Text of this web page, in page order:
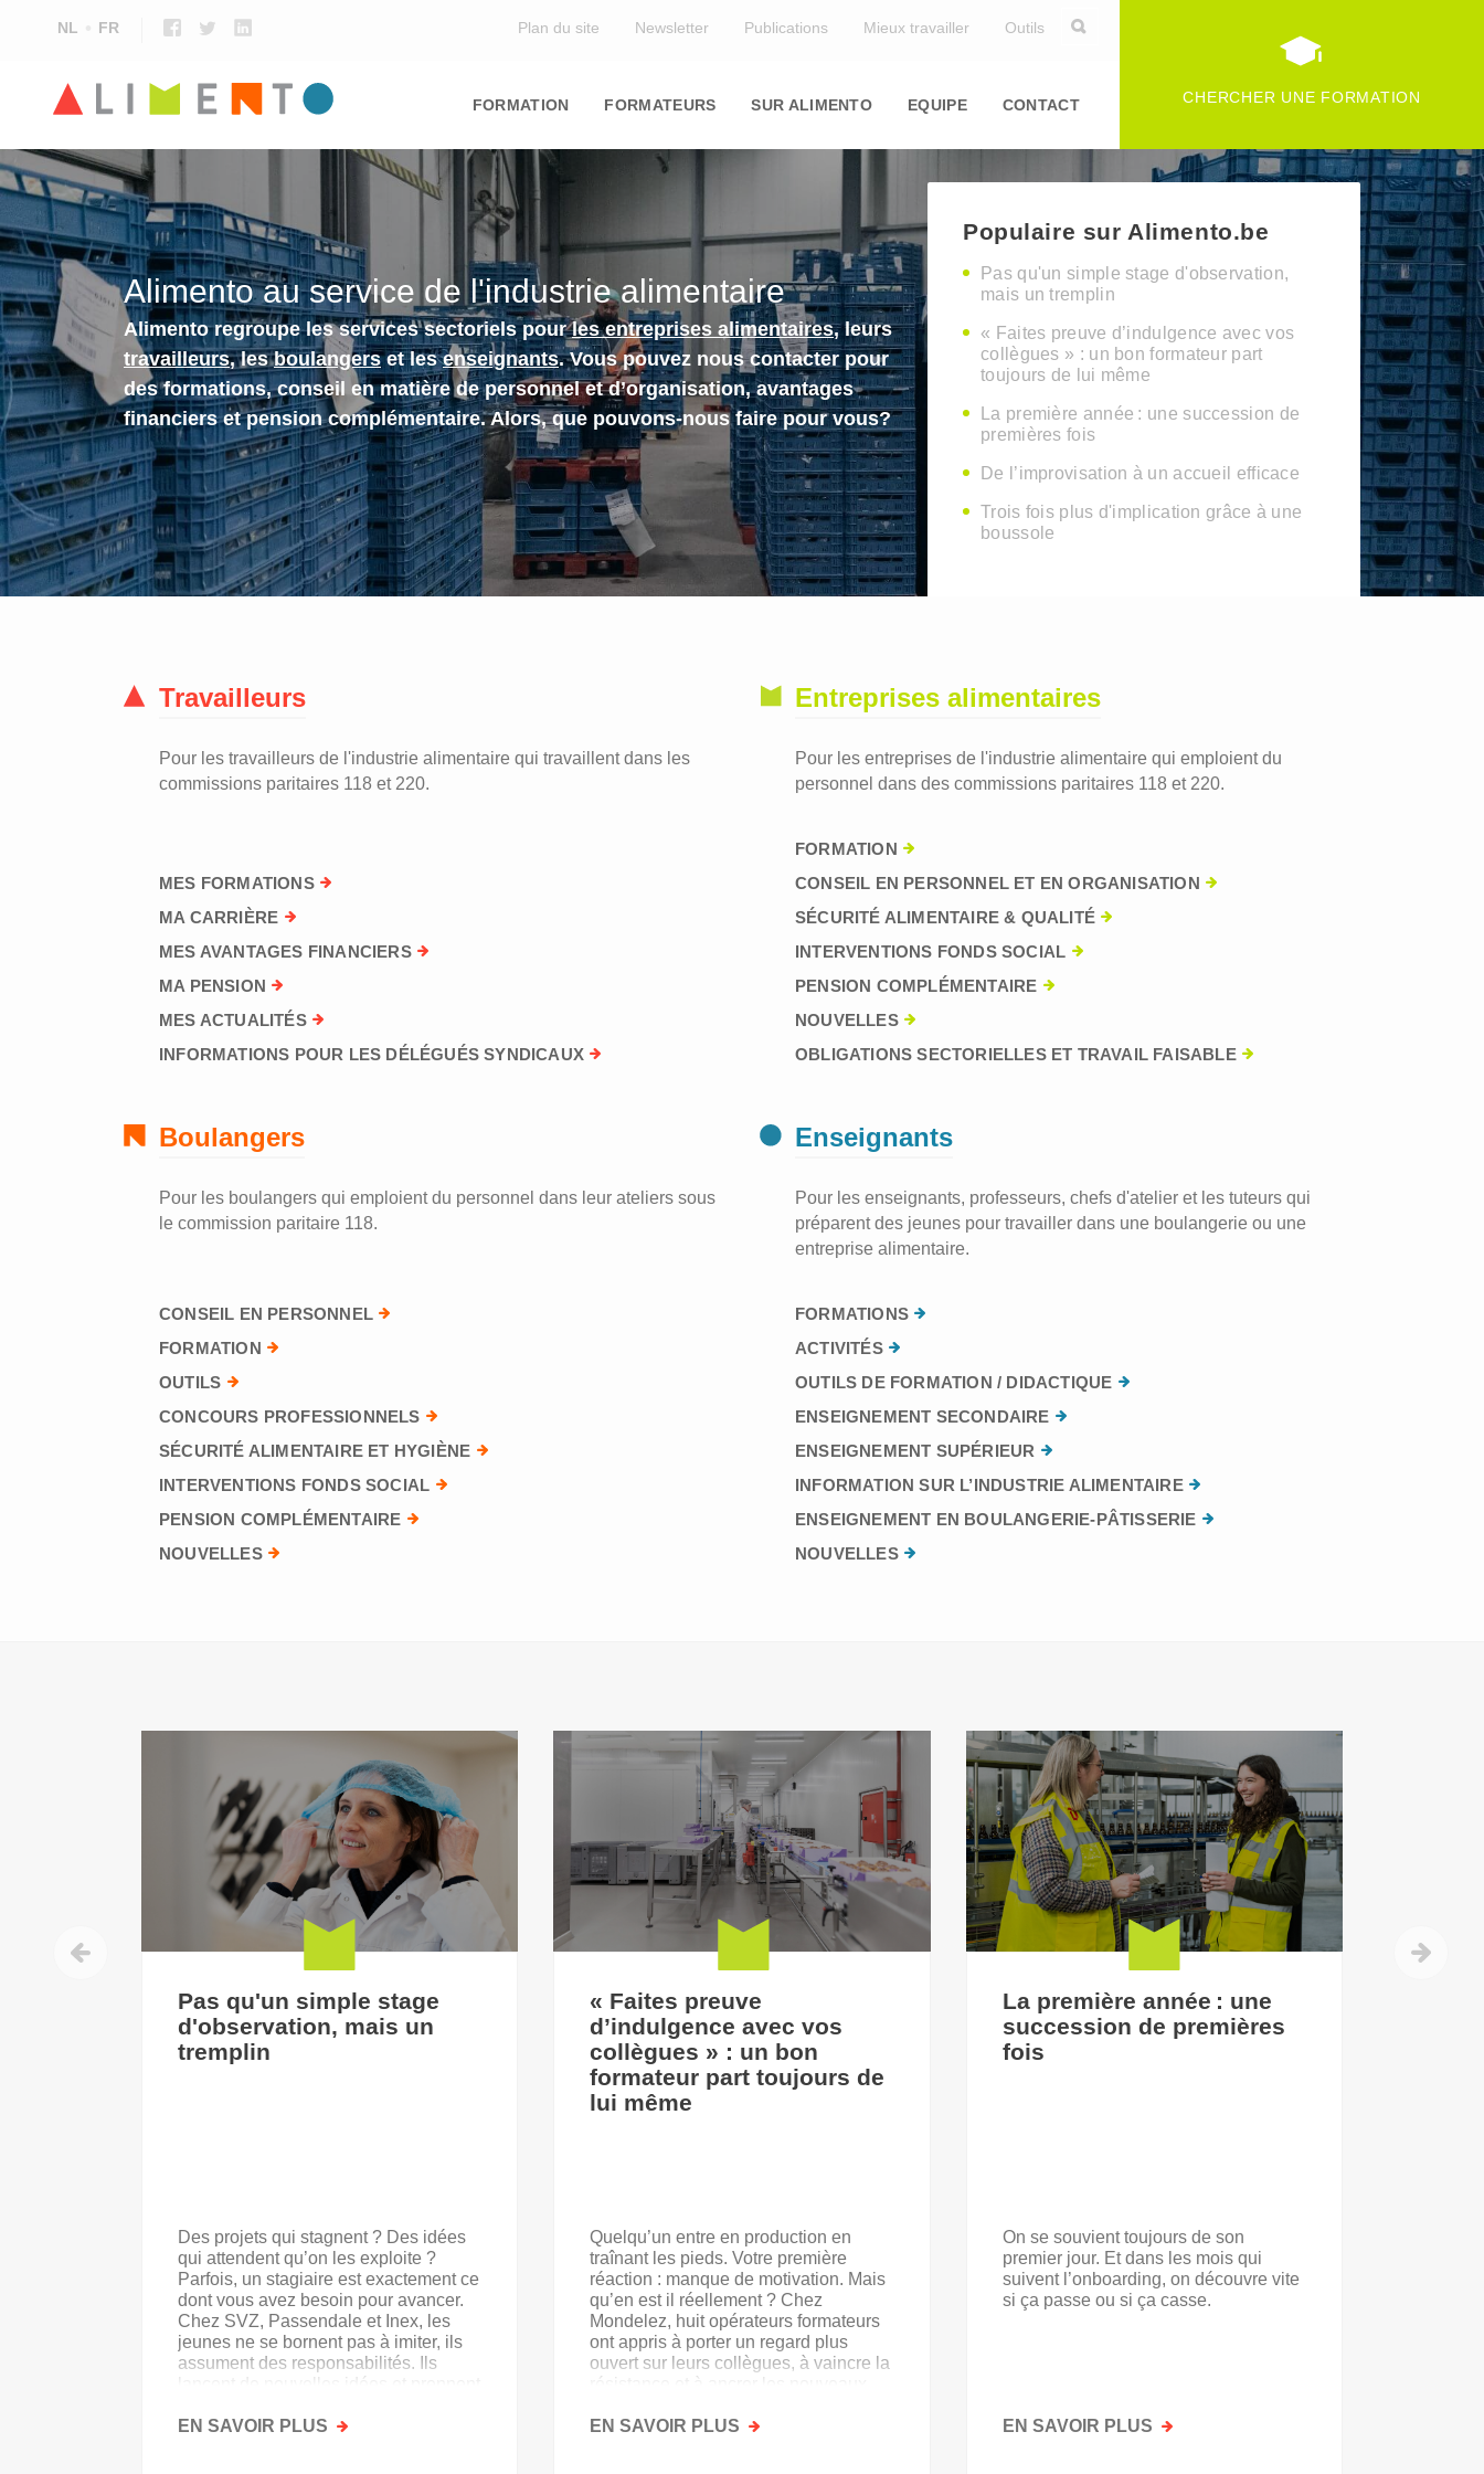
NL FR Plan du site Newsletter Publications Mieux travailler Outils
navigation
FORMATION FORMATEURS SUR ALIMENTO EQUIPE CONTACT CHERCHER UNE FORMATION
Alimento au service de l'industrie alimentaire
Alimento regroupe les services sectoriels pourles entreprises alimentaires, leurs
travailleurs, lesboulangerset lesenseignants. Vous pouvez nous contacter pour
des formations, conseil en matière de personnel et d’organisation, avantages
financiers et pension complémentaire. Alors, que pouvons-nous faire pour vous?
Populaire sur Alimento.be
Pas qu'un simple stage d'observation,
mais un tremplin
« Faites preuve d’indulgence avec vos
collègues » : un bon formateur part
toujours de lui même
La première année : une succession de
premières fois
De l’improvisation à un accueil efficace
Trois fois plus d'implication grâce à une
boussole
Travailleurs
Pour les travailleurs de l'industrie alimentaire qui travaillent dans les
commissions paritaires 118 et 220.
MES FORMATIONS
MA CARRIÈRE
MES AVANTAGES FINANCIERS
MA PENSION
MES ACTUALITÉS
INFORMATIONS POUR LES DÉLÉGUÉS SYNDICAUX
Entreprises alimentaires
Pour les entreprises de l'industrie alimentaire qui emploient du
personnel dans des commissions paritaires 118 et 220.
FORMATION
CONSEIL EN PERSONNEL ET EN ORGANISATION
SÉCURITÉ ALIMENTAIRE & QUALITÉ
INTERVENTIONS FONDS SOCIAL
PENSION COMPLÉMENTAIRE
NOUVELLES
OBLIGATIONS SECTORIELLES ET TRAVAIL FAISABLE
Boulangers
Pour les boulangers qui emploient du personnel dans leur ateliers sous
le commission paritaire 118.
CONSEIL EN PERSONNEL
FORMATION
OUTILS
CONCOURS PROFESSIONNELS
SÉCURITÉ ALIMENTAIRE ET HYGIÈNE
INTERVENTIONS FONDS SOCIAL
PENSION COMPLÉMENTAIRE
NOUVELLES
Enseignants
Pour les enseignants, professeurs, chefs d'atelier et les tuteurs qui
préparent des jeunes pour travailler dans une boulangerie ou une
entreprise alimentaire.
FORMATIONS
ACTIVITÉS
OUTILS DE FORMATION / DIDACTIQUE
ENSEIGNEMENT SECONDAIRE
ENSEIGNEMENT SUPÉRIEUR
INFORMATION SUR L’INDUSTRIE ALIMENTAIRE
ENSEIGNEMENT EN BOULANGERIE-PÂTISSERIE
NOUVELLES
Pas qu'un simple stage
d'observation, mais un
tremplin
Des projets qui stagnent ? Des idées
qui attendent qu’on les exploite ?
Parfois, un stagiaire est exactement ce
dont vous avez besoin pour avancer.
Chez SVZ, Passendale et Inex, les
jeunes ne se bornent pas à imiter, ils
assument des responsabilités. Ils
lancent de nouvelles idées et prennent
EN SAVOIR PLUS SUR
« Faites preuve
d’indulgence avec vos
collègues » : un bon
formateur part toujours de
lui même
Quelqu’un entre en production en
traînant les pieds. Votre première
réaction : manque de motivation. Mais
qu’en est il réellement ? Chez
Mondelez, huit opérateurs formateurs
ont appris à porter un regard plus
ouvert sur leurs collègues, à vaincre la
résistance et à ancrer les nouveaux
EN SAVOIR PLUS SUR
La première année : une
succession de premières
fois
On se souvient toujours de son
premier jour. Et dans les mois qui
suivent l’onboarding, on découvre vite
si ça passe ou si ça casse.
EN SAVOIR PLUS SUR